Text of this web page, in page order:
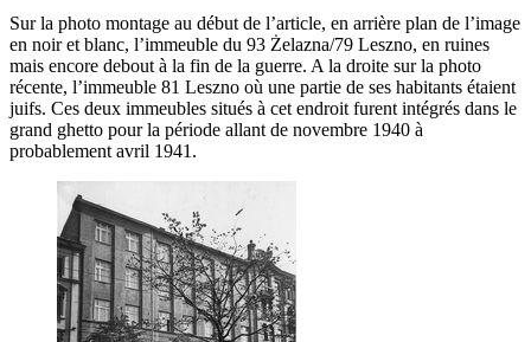
Sur la photo montage au début de l’article, en arrière plan de l’image
en noir et blanc, l’immeuble du 93 Żelazna/79 Leszno, en ruines
mais encore debout à la fin de la guerre. A la droite sur la photo
récente, l’immeuble 81 Leszno où une partie de ses habitants étaient
juifs. Ces deux immeubles situés à cet endroit furent intégrés dans le
grand ghetto pour la période allant de novembre 1940 à
probablement avril 1941.